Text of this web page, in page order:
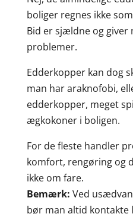
boliger regnes ikke
Bid er sjældne og giver
problemer.
Edderkopper kan dog
man har araknofobi,
edderkopper, meget
ægkokoner i boligen.
For de fleste handler
komfort, rengøring og
ikke om fare.
Bemærk: Ved
bør man altid